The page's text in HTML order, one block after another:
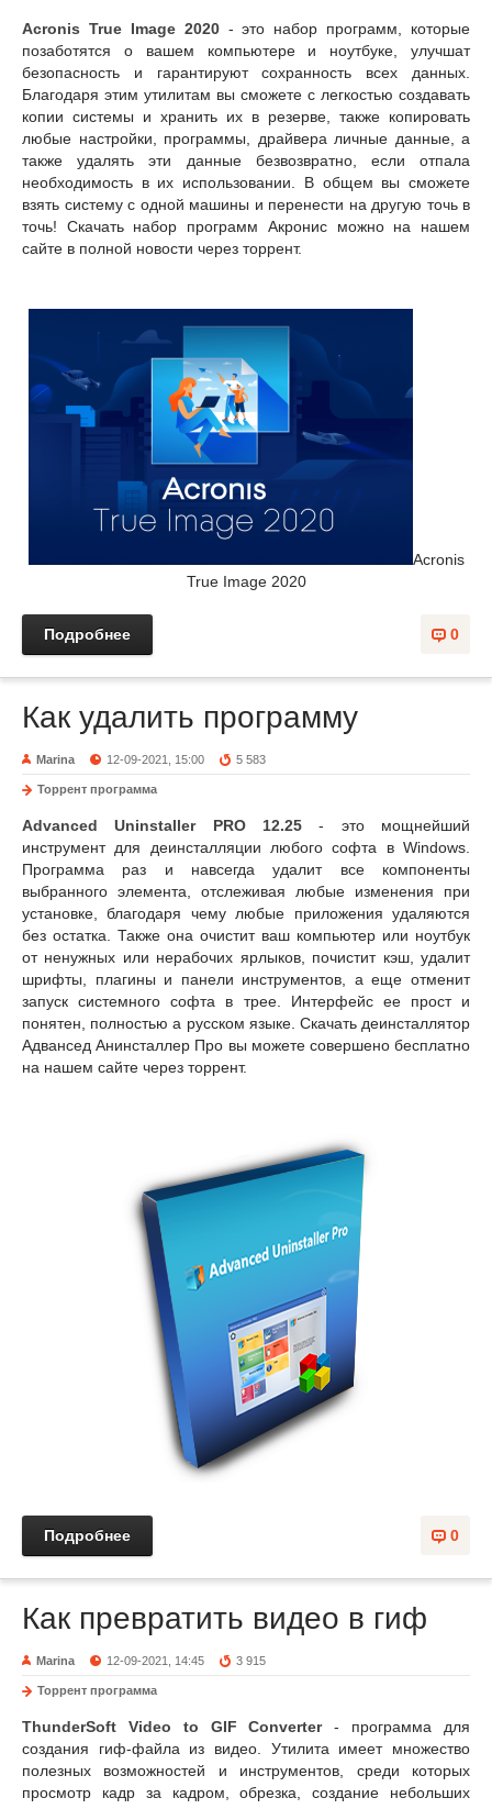
Acronis True Image 2020- это набор программ, которые
позаботятся о вашем компьютере и ноутбуке, улучшат
безопасность и гарантируют сохранность всех данных.
Благодаря этим утилитам вы сможете с легкостью создавать
копии системы и хранить их в резерве, также копировать
любые настройки, программы, драйвера личные данные, а
также удалять эти данные безвозвратно, если отпала
необходимость в их использовании. В общем вы сможете
взять систему с одной машины и перенести на другую точь в
точь! Скачать набор программ Акронис можно на нашем
сайте в полной новости через торрент.
Acronis
True Image 2020
0
Подробнее
Как удалить программу
Marina 12-09-2021, 15:00 5 583
Торрент программа
Advanced Uninstaller PRO 12.25 - это мощнейший
инструмент для деинсталляции любого софта в Windows.
Программа раз и навсегда удалит все компоненты
выбранного элемента, отслеживая любые изменения при
установке, благодаря чему любые приложения удаляются
без остатка. Также она очистит ваш компьютер или ноутбук
от ненужных или нерабочих ярлыков, почистит кэш, удалит
шрифты, плагины и панели инструментов, а еще отменит
запуск системного софта в трее. Интерфейс ее прост и
понятен, полностью а русском языке. Скачать деинсталлятор
Адвансед Анинсталлер Про вы можете совершено бесплатно
на нашем сайте через торрент.
0
Подробнее
Как превратить видео в гиф
Marina 12-09-2021, 14:45 3 915
Торрент программа
ThunderSoft Video to GIF Converter- программа для
создания гиф-файла из видео. Утилита имеет множество
полезных возможностей и инструментов, среди которых
просмотр кадр за кадром, обрезка, создание небольших